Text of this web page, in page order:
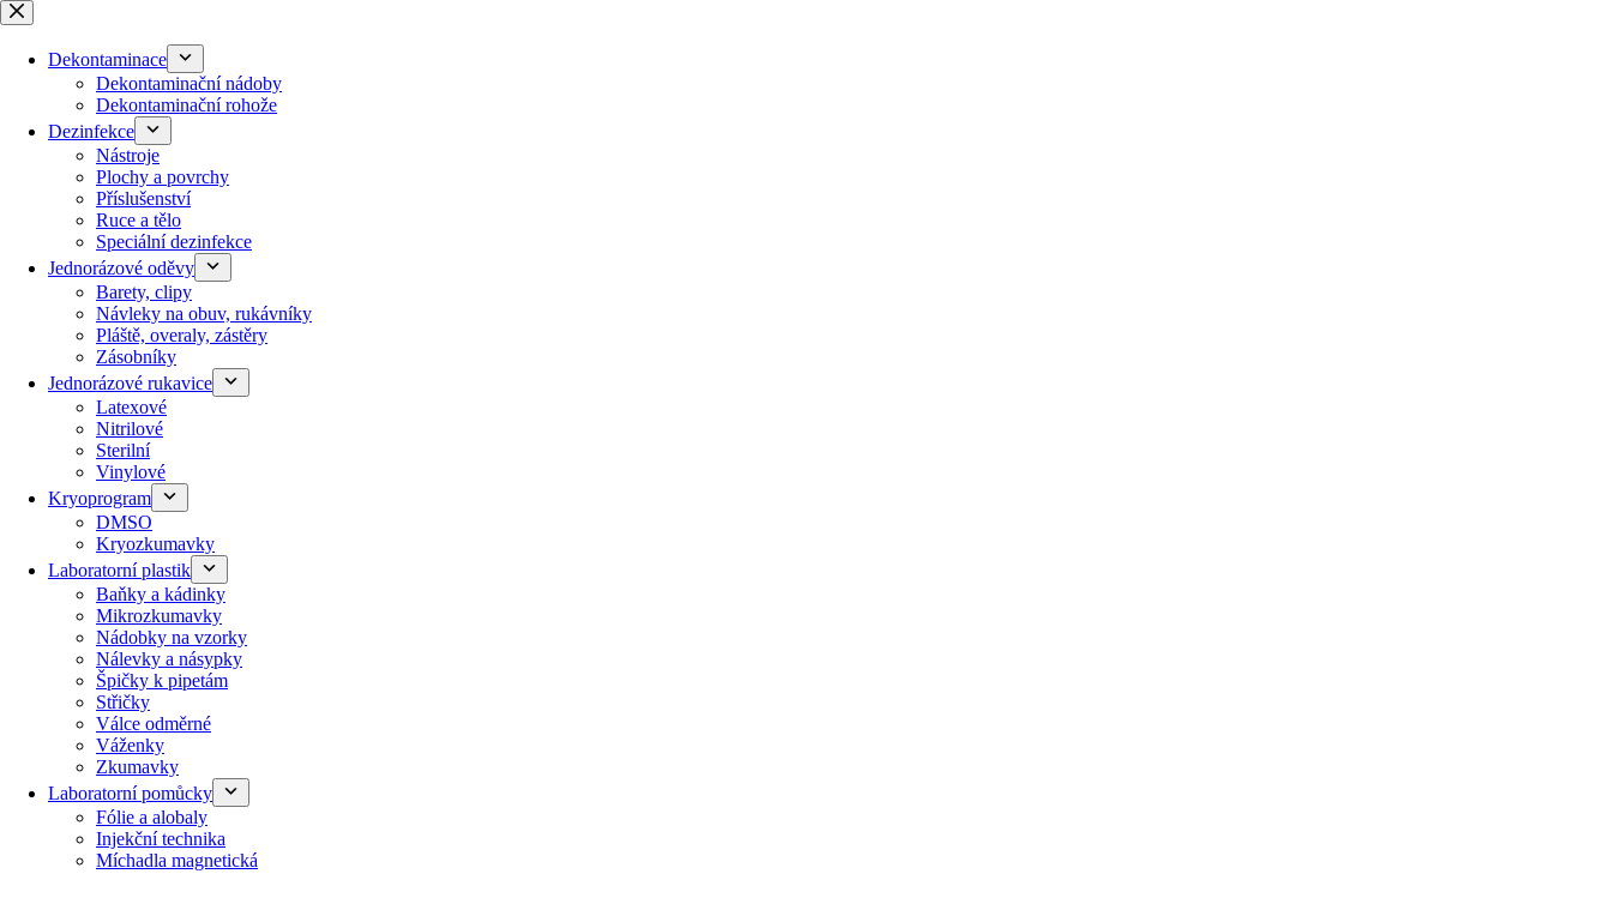
Skip
to
contentDekontaminace
Dekontaminační nádoby
Dekontaminační rohože
Dezinfekce
Nástroje
Plochy a povrchy
Příslušenství
Ruce a tělo
Speciální dezinfekce
Jednorázové oděvy
Barety, clipy
Návleky na obuv, rukávníky
Pláště, overaly, zástěry
Zásobníky
Jednorázové rukavice
Latexové
Nitrilové
Sterilní
Vinylové
Kryoprogram
DMSO
Kryozkumavky
Laboratorní plastik
Baňky a kádinky
Mikrozkumavky
Nádobky na vzorky
Nálevky a násypky
Špičky k pipetám
Střičky
Válce odměrné
Váženky
Zkumavky
Laboratorní pomůcky
Fólie a alobaly
Injekční technika
Míchadla magnetická